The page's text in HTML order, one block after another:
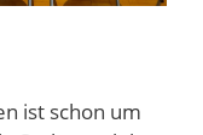
ist schon um